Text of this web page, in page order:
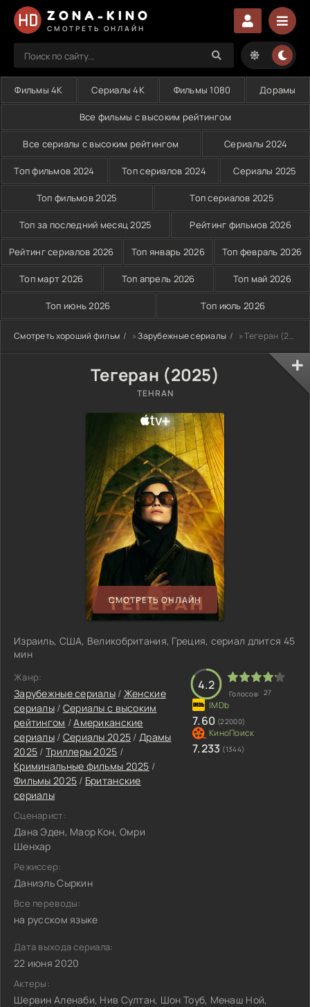
ZONA-KINO
СМОТРЕТЬ ОНЛАЙН
Фильмы 4K Сериалы 4K Фильмы 1080 Дорамы
Все фильмы с высоким рейтингом
Все сериалы с высоким рейтингом Сериалы 2024
Топ фильмов 2024 Топ сериалов 2024 Сериалы 2025
Топ фильмов 2025 Топ сериалов 2025
Топ за последний месяц 2025 Рейтинг фильмов 2026
Рейтинг сериалов 2026 Топ январь 2026 Топ февраль 2026
Топ март 2026 Топ апрель 2026 Топ май 2026
Топ июнь 2026 Топ июль 2026
Смотреть хороший фильм »Зарубежные сериалы » Тегеран (2025)
Тегеран (2025)
TEHRAN
СМОТРЕТЬ ОНЛАЙН
Израиль, США, Великобритания, Греция, сериал длится 45
мин
Жанр:
Зарубежные сериалы / Женские
сериалы/ Сериалы с высоким
рейтингом /Американские
сериалы/ Сериалы 2025 /Драмы
2025 / Триллеры 2025 /
Криминальные фильмы 2025 /
Фильмы 2025 / Британские
сериалы
Сценарист:
Дана Эден, Маор Кон, Омри
Шенхар
Режиссер:
Даниэль Сыркин
Все переводы:
на русском языке
4.2
Голосов: 27
7.60 (22000)
7.233 (1344)
Дата выхода сериала:
22 июня 2020
Актеры:
Шервин Аленаби, Нив Султан, Шон Тоуб, Менаш Ной,